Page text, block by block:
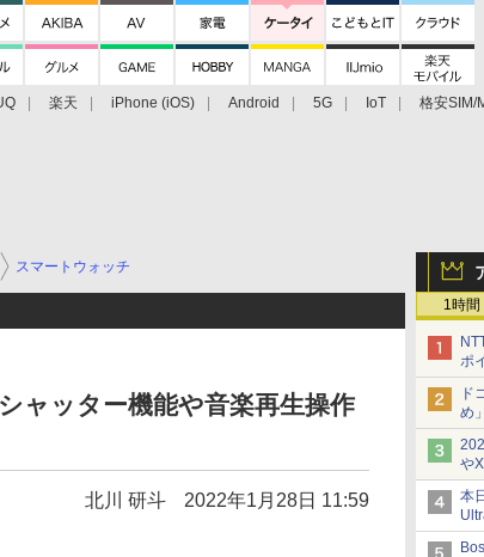
楽天 iPhone (iOS) Android 5G IoT
格安SIM/
1時間
ポ
ド
め
や
徴
本
ば
スマートウォッチ
ャッター機能や音楽再生操作
北川 研斗 2022年1月28日 11:59